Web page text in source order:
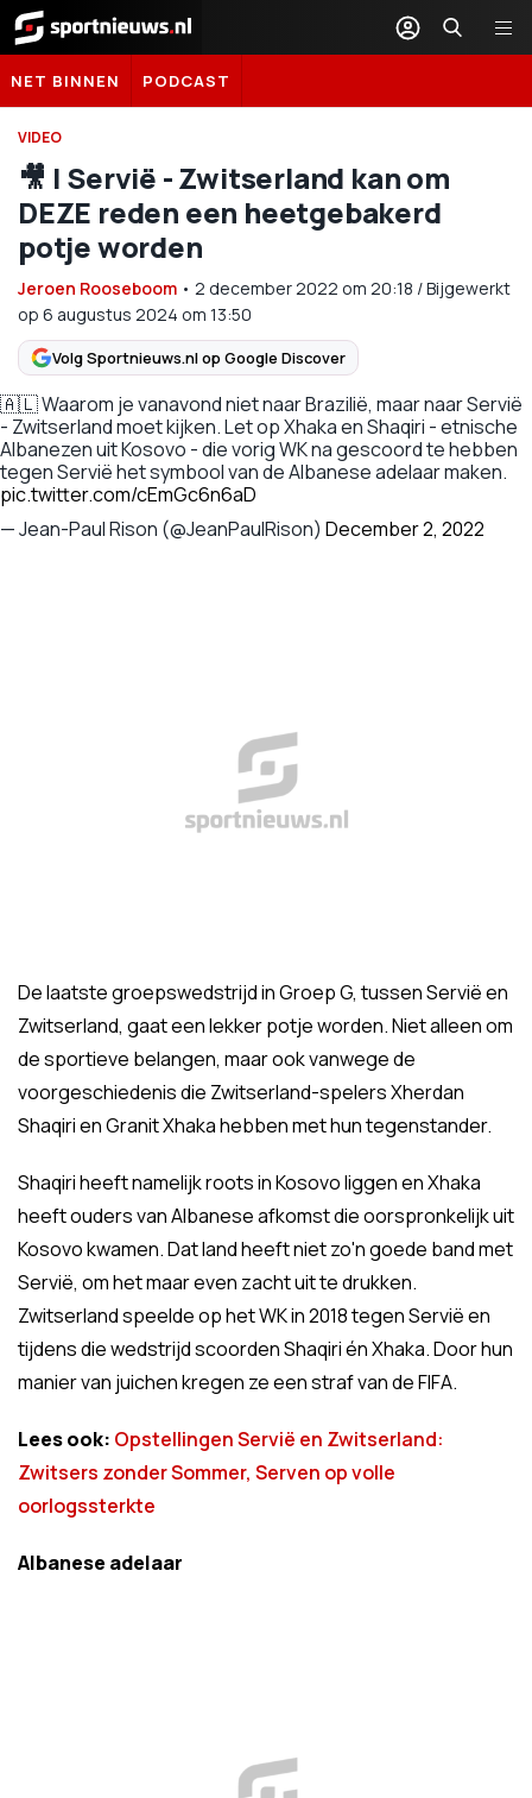
Sportnieuws.nl
NET BINNEN PODCAST
VIDEO
🎥 | Servië - Zwitserland kan om
DEZE reden een heetgebakerd
potje worden
Jeroen Rooseboom • 2 december 2022 om 20:18 /Bijgewerkt
op 6 augustus 2024 om 13:50
Volg Sportnieuws.nl op Google Discover
🇦🇱 Waarom je vanavond niet naar Brazilië, maar naar Servië
- Zwitserland moet kijken. Let op Xhaka en Shaqiri - etnische
Albanezen uit Kosovo - die vorig WK na gescoord te hebben
tegen Servië het symbool van de Albanese adelaar maken.
pic.twitter.com/cEmGc6n6aD
— Jean-Paul Rison (@JeanPaulRison) December 2, 2022
De laatste groepswedstrijd in Groep G, tussen Servië en
Zwitserland, gaat een lekker potje worden. Niet alleen om
de sportieve belangen, maar ook vanwege de
voorgeschiedenis die Zwitserland-spelers Xherdan
Shaqiri en Granit Xhaka hebben met hun tegenstander.
Shaqiri heeft namelijk roots in Kosovo liggen en Xhaka
heeft ouders van Albanese afkomst die oorspronkelijk uit
Kosovo kwamen. Dat land heeft niet zo'n goede band met
Servië, om het maar even zacht uit te drukken.
Zwitserland speelde op het WK in 2018 tegen Servië en
tijdens die wedstrijd scoorden Shaqiri én Xhaka. Door hun
manier van juichen kregen ze een straf van de FIFA.
Lees ook: Opstellingen Servië en Zwitserland:
Zwitsers zonder Sommer, Serven op volle
oorlogssterkte
Albanese adelaar